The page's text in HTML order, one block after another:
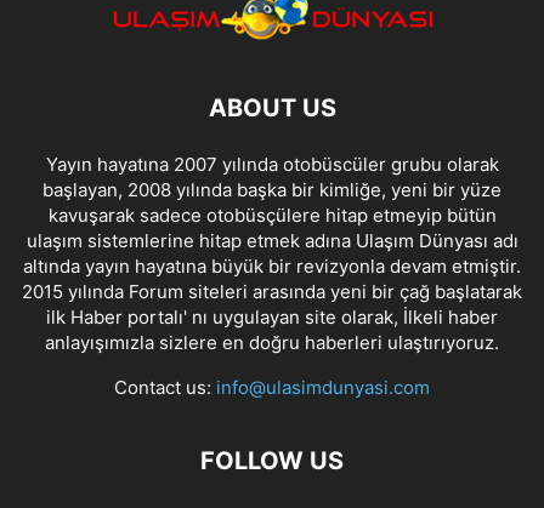
ABOUT US
Yayın hayatına 2007 yılında otobüscüler grubu olarak
başlayan, 2008 yılında başka bir kimliğe, yeni bir yüze
kavuşarak sadece otobüsçülere hitap etmeyip bütün
ulaşım sistemlerine hitap etmek adına Ulaşım Dünyası adı
altında yayın hayatına büyük bir revizyonla devam etmiştir.
2015 yılında Forum siteleri arasında yeni bir çağ başlatarak
ilk Haber portalı' nı uygulayan site olarak, İlkeli haber
anlayışımızla sizlere en doğru haberleri ulaştırıyoruz.
Contact us: info@ulasimdunyasi.com
FOLLOW US